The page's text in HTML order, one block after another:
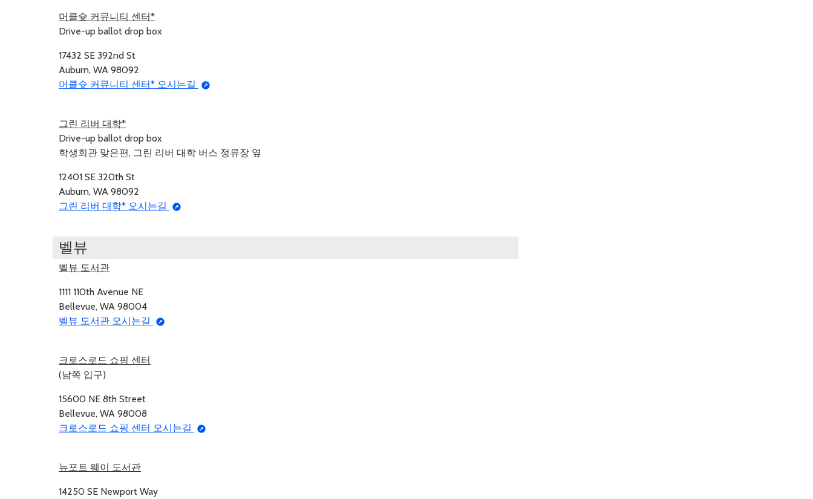
머클슛 커뮤니티 센터*
Drive-up ballot drop box
17432 SE 392nd St
Auburn, WA 98092
머클슛 커뮤니티 센터* 오시는길
그린 리버 대학*
Drive-up ballot drop box
학생회관 맞은편, 그린 리버 대학 버스 정류장 옆
12401 SE 320th St
Auburn, WA 98092
그린 리버 대학* 오시는길
벨뷰
벨뷰 도서관
1111 110th Avenue NE
Bellevue, WA 98004
벨뷰 도서관 오시는길
크로스로드 쇼핑 센터
(남쪽 입구)
15600 NE 8th Street
Bellevue, WA 98008
크로스로드 쇼핑 센터 오시는길
뉴포트 웨이 도서관
14250 SE Newport Way